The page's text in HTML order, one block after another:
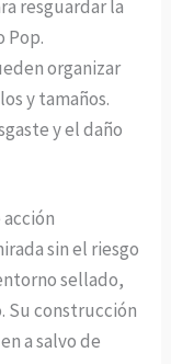
resguardar la
Pop.
organizar
y tamaños.
y el daño
sin el riesgo
sellado,
Su construcción
a salvo de